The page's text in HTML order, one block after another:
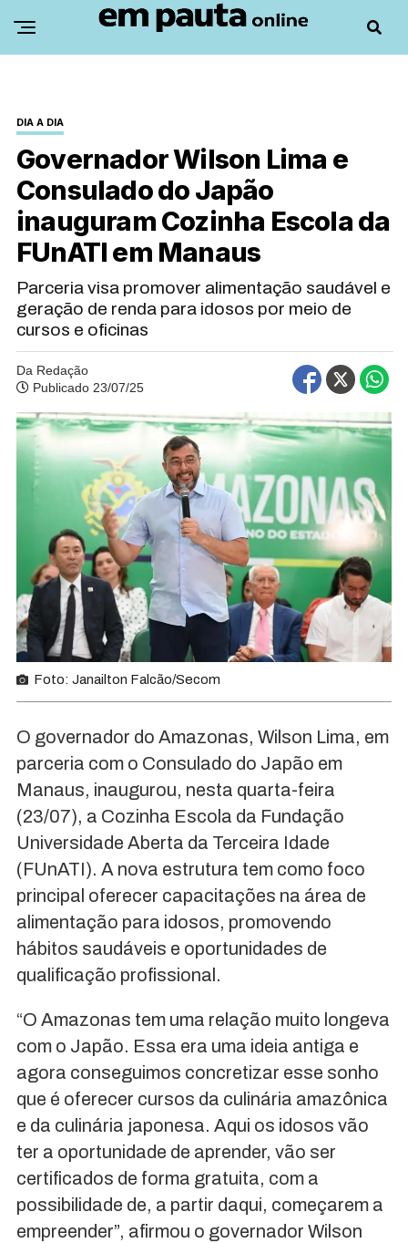
DIA A DIA
Governador Wilson Lima e
Consulado do Japão
inauguram Cozinha Escola da
FUnATI em Manaus
Parceria visa promover alimentação saudável e
geração de renda para idosos por meio de
cursos e oficinas
Da Redação
Publicado 23/07/25
Foto: Janailton Falcão/Secom
O governador do Amazonas, Wilson Lima, em
parceria com o Consulado do Japão em
Manaus, inaugurou, nesta quarta-feira
(23/07), a Cozinha Escola da Fundação
Universidade Aberta da Terceira Idade
(FUnATI). A nova estrutura tem como foco
principal oferecer capacitações na área de
alimentação para idosos, promovendo
hábitos saudáveis e oportunidades de
qualificação profissional.
“O Amazonas tem uma relação muito longeva
com o Japão. Essa era uma ideia antiga e
agora conseguimos concretizar esse sonho
que é oferecer cursos da culinária amazônica
e da culinária japonesa. Aqui os idosos vão
ter a oportunidade de aprender, vão ser
certificados de forma gratuita, com a
possibilidade de, a partir daqui, começarem a
empreender”, afirmou o governador Wilson